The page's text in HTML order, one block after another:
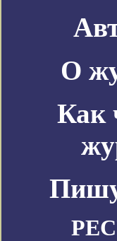
О
Как